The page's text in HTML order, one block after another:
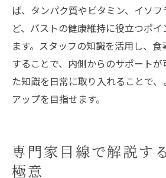
ば、タンパク質やビタミン、イソ
ど、バストの健康維持に役立つポ
ます。スタッフの知識を活用し、
することで、内側からのサポート
た知識を日常に取り入れることで
アップを目指せます。
専門家目線で解説す
極意